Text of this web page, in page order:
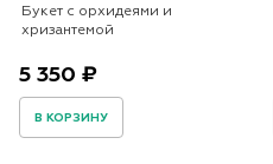
Букет с орхидеями и
хризантемой
5 350 ₽
В КОРЗИНУ